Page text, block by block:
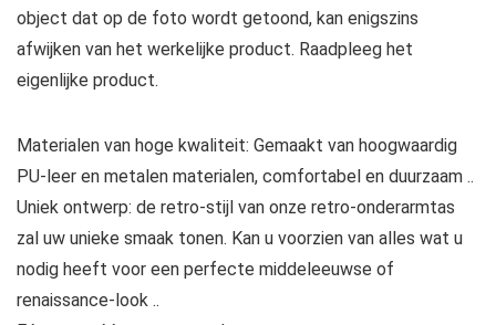
object dat op de foto wordt getoond, kan enigszins
afwijken van het werkelijke product. Raadpleeg het
eigenlijke product.
Materialen van hoge kwaliteit: Gemaakt van hoogwaardig
PU-leer en metalen materialen, comfortabel en duurzaam ..
Uniek ontwerp: de retro-stijl van onze retro-onderarmtas
zal uw unieke smaak tonen. Kan u voorzien van alles wat u
nodig heeft voor een perfecte middeleeuwse of
renaissance-look ..